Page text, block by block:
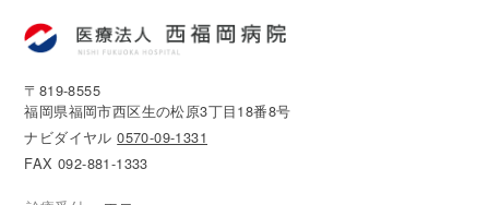
〒819-8555
福岡県福岡市西区生の松原3丁目18番8号
ナビダイヤル0570-09-1331
FAX 092-881-1333